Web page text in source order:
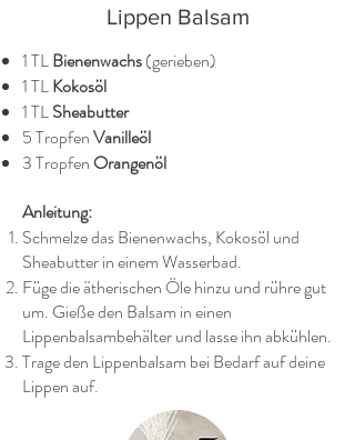
Lippen Balsam
1 TLBienenwachs(gerieben)
1 TLKokosöl
1 TLSheabutter
5 TropfenVanilleöl
3 Tropfen Orangenöl
Anleitung:
Schmelze das Bienenwachs, Kokosöl und
Sheabutter in einem Wasserbad.
Füge die ätherischen Öle hinzu und rühre gut
um. Gieße den Balsam in einen
Lippenbalsambehälter und lasse ihn abkühlen.
Trage den Lippenbalsam bei Bedarf auf deine
Lippen auf.